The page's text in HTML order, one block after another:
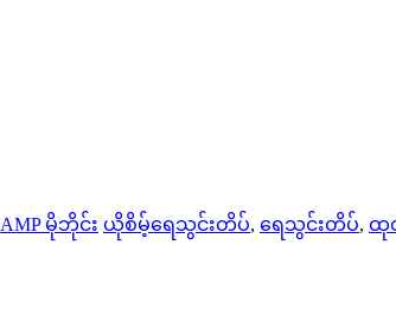
AMP မိုဘိုင်း ယိုစိမ့်ရေသွင်းတိပ်, ရေသွင်းတိပ်, ထု